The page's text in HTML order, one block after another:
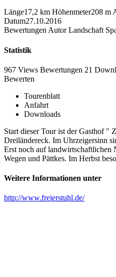
Länge17,2 km Höhenmeter208 m
Datum27.10.2016
Bewertungen Autor Landschaft
Statistik
967 Views Bewertungen 21
Bewerten
Tourenblatt
Anfahrt
Downloads
Start dieser Tour ist der Gasthof "
Dreiländereck. Im Uhrzeigersinn
Erst noch auf landwirtschaftlichen
Wegen und Pättkes. Im Herbst
Weitere Informationen unter
http://www.freierstuhl.de/